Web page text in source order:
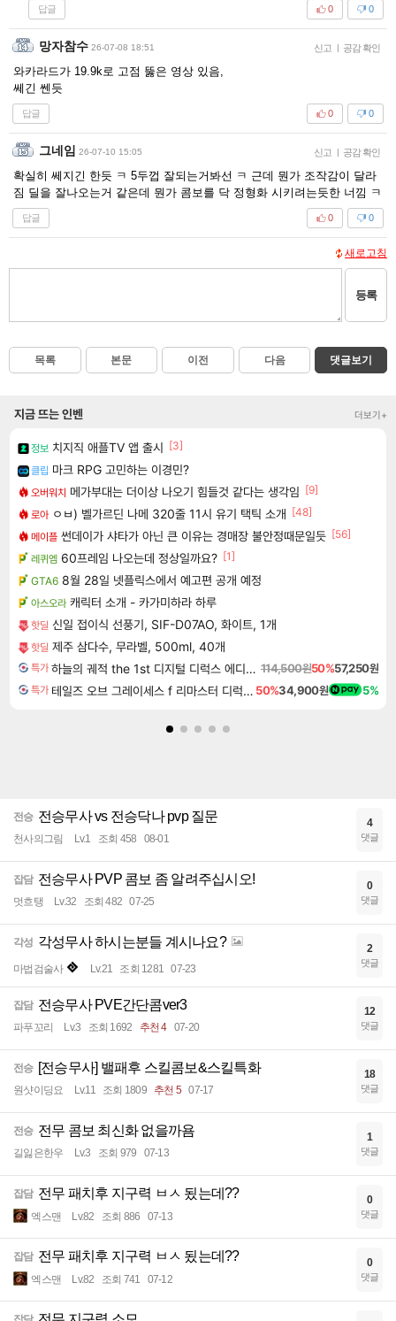
답글 0
0
망자참수 26-07-08 18:51 신고 | 공감 확인
와카라드가 19.9k로 고점 뚫은 영상 있음,
쎄긴 쎈듯
답글 0
0
그네임 26-07-10 15:05 신고 | 공감 확인
확실히 쎄지긴 한듯 ㅋ 5두껍 잘되는거봐선 ㅋ 근데 뭔가 조작감이 달라
짐 딜을 잘나오는거 같은데 뭔가 콤보를 닥 정형화 시키려는듯한 너낌 ㅋ
답글 0
0
새로고침
등록
목록 본문 이전 다음 댓글보기
지금 뜨는 인벤 더보기+
정보 치지직 애플TV 앱 출시 [3]
클립 마크 RPG 고민하는 이경민?
오버워치 메가부대는 더이상 나오기 힘들것 같다는 생각임 [9]
로아 ㅇㅂ) 벨가르딘 나메 320줄 11시 유기 택틱 소개 [48]
메이플 썬데이가 샤타가 아닌 큰 이유는 경매장 불안정때문일듯 [56]
레퀴엠 60프레임 나오는데 정상일까요? [1]
GTA6 8월 28일 넷플릭스에서 예고편 공개 예정
아스오라 캐릭터 소개 - 카가미하라 하루
핫딜 신일 접이식 선풍기, SIF-D07AO, 화이트, 1개
핫딜 제주 삼다수, 무라벨, 500ml, 40개
특가 하늘의 궤적 the 1st 디지털 디럭스 에디션 Sora no Kiseki the 1st Digital Deluxe Edition 114,500원50%57,250원
특가 테일즈 오브 그레이세스 f 리마스터 디럭스 에디션 Tales of Graces f Remastered Deluxe Edition 50%34,900원 5%
전승 전승무사 vs 전승닥나 pvp 질문
천사의그림 Lv.1 조회 458 08-01
4
댓글
잡담 전승무사 PVP 콤보 좀 알려주십시오!
멋흐탱 Lv.32 조회 482 07-25
0
댓글
각성 각성무사 하시는분들 계시나요?
마법검술사 Lv.21 조회 1281 07-23
2
댓글
잡담 전승무사 PVE간단콤ver3
파푸꼬리 Lv.3 조회 1692 추천 4 07-20
12
댓글
전승 [전승무사] 밸패후 스킬콤보&스킬특화
원샷이딩요 Lv.11 조회 1809 추천 5 07-17
18
댓글
전승 전무 콤보 최신화 없을까욤
길잃은한우 Lv.3 조회 979 07-13
1
댓글
잡담 전무 패치후 지구력 ㅂㅅ 됬는데??
엑스맨 Lv.82 조회 886 07-13
0
댓글
잡담 전무 패치후 지구력 ㅂㅅ 됬는데??
엑스맨 Lv.82 조회 741 07-12
0
댓글